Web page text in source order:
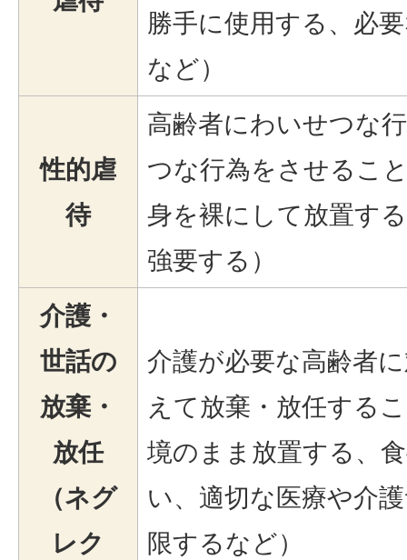
勝手に使用する、必
など）
性的虐
待
高齢者にわいせつな
つな行為をさせるこ
身を裸にして放置す
強要する）
介護・
世話の
放棄・
放任
（ネグ
レク
介護が必要な高齢者
えて放棄・放任する
境のまま放置する、
い、適切な医療や介
限するなど）